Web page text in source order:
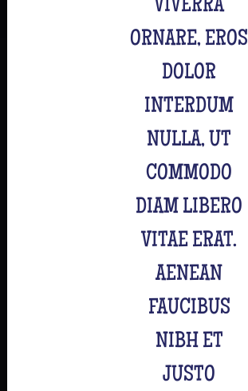
VIVERRA
ORNARE, EROS
DOLOR
INTERDUM
NULLA, UT
COMMODO
DIAM LIBERO
VITAE ERAT.
AENEAN
FAUCIBUS
NIBH ET
JUSTO